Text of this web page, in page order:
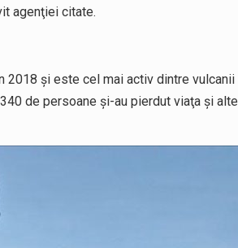
agenţiei citate.
2018 şi este cel mai activ dintre vulcanii
de persoane şi-au pierdut viaţa şi alte